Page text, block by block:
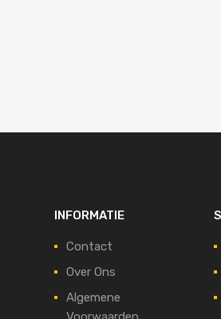
INFORMATIE
Contact
Over Ons
Algemene